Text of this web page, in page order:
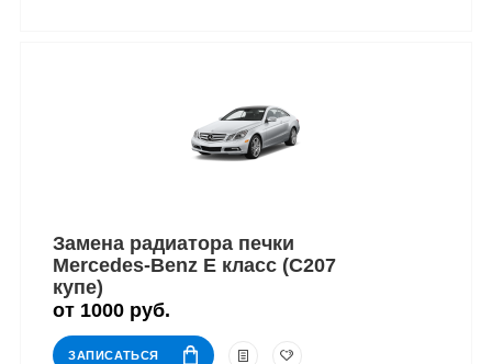
Замена радиатора печки
Mercedes-Benz E класс (C207
купе)
от 1000 руб.
ЗАПИСАТЬСЯ